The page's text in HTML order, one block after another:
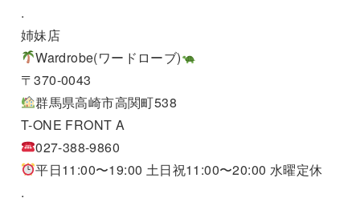
.
姉妹店
Wardrobe(ワードローブ)
〒370-0043
群馬県高崎市高関町538
T-ONE FRONT A
027-388-9860
平日11:00〜19:00 土日祝11:00〜20:00 水曜定休
.